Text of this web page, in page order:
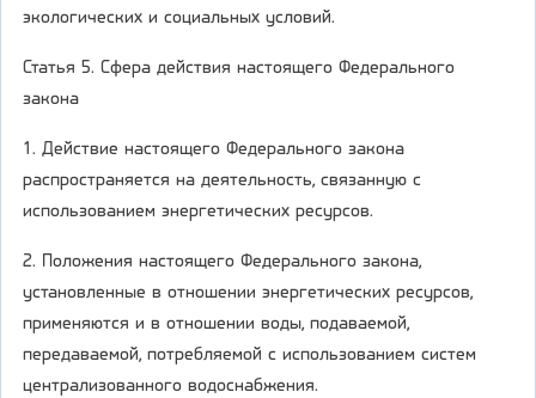
экологических и социальных условий.
Статья 5. Сфера действия настоящего Федерального
закона
1. Действие настоящего Федерального закона
распространяется на деятельность, связанную с
использованием энергетических ресурсов.
2. Положения настоящего Федерального закона,
установленные в отношении энергетических ресурсов,
применяются и в отношении воды, подаваемой,
передаваемой, потребляемой с использованием систем
централизованного водоснабжения.